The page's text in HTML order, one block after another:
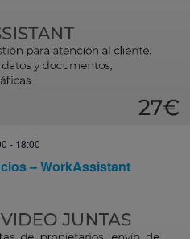
- 18:00
– WorkAssistant